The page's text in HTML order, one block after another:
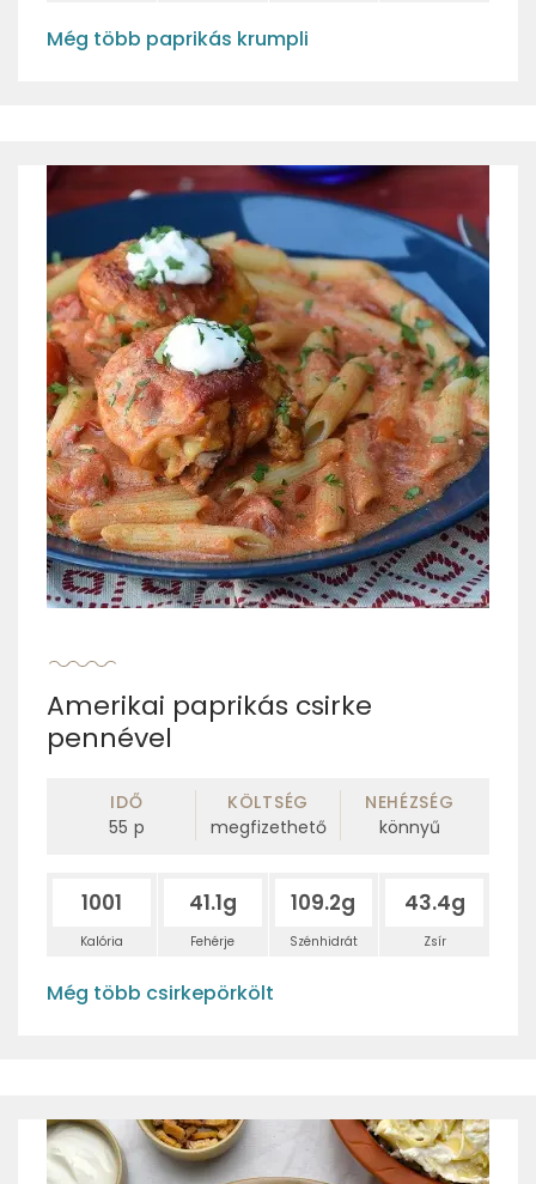
Még több paprikás krumpli
Amerikai paprikás csirke
pennével
IDŐ
55 p
KÖLTSÉG
megfizethető
NEHÉZSÉG
könnyű
1001
Kalória
41.1g
Fehérje
109.2g
Szénhidrát
43.4g
Zsír
Még több csirkepörkölt